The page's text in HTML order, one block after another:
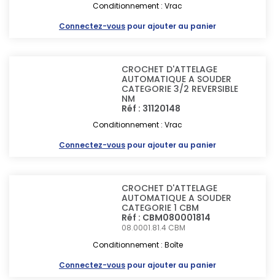
Conditionnement : Vrac
Connectez-vous pour ajouter au panier
CROCHET D'ATTELAGE
AUTOMATIQUE A SOUDER
CATEGORIE 3/2 REVERSIBLE
NM
Réf : 31120148
Conditionnement : Vrac
Connectez-vous pour ajouter au panier
CROCHET D'ATTELAGE
AUTOMATIQUE A SOUDER
CATEGORIE 1 CBM
Réf : CBM080001814
08.0001.81.4 CBM
Conditionnement : Boîte
Connectez-vous pour ajouter au panier